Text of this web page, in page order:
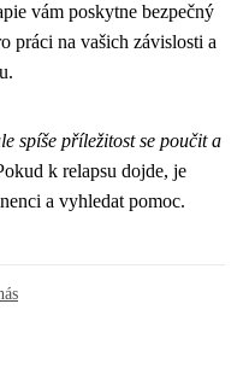
vám poskytne bezpečný
práci na vašich závislosti a
spíše příležitost se poučit a
k relapsu dojde, je
a vyhledat pomoc.